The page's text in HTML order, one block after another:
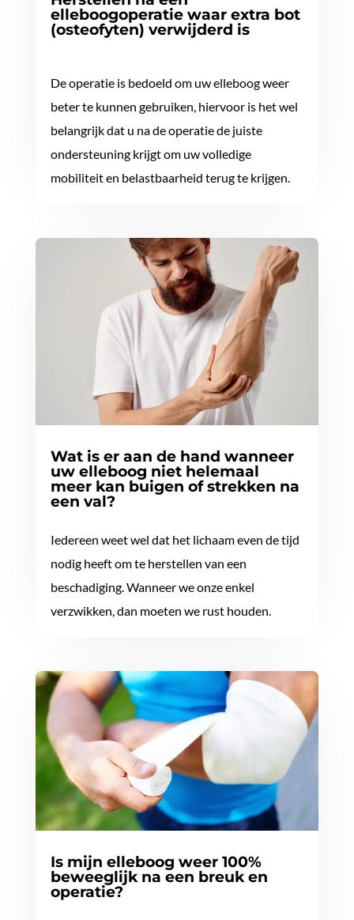
elleboogoperatie waar extra bot
(osteofyten) verwijderd is
De operatie is bedoeld om uw elleboog weer
beter te kunnen gebruiken, hiervoor is het wel
belangrijk dat u na de operatie de juiste
ondersteuning krijgt om uw volledige
mobiliteit en belastbaarheid terug te krijgen.
Wat is er aan de hand wanneer
uw elleboog niet helemaal
meer kan buigen of strekken na
een val?
Iedereen weet wel dat het lichaam even de tijd
nodig heeft om te herstellen van een
beschadiging. Wanneer we onze enkel
verzwikken, dan moeten we rust houden.
Is mijn elleboog weer 100%
beweeglijk na een breuk en
operatie?